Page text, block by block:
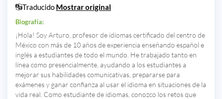
Traducido Mostrar original
Biografía:
¡Hola! Soy Arturo, profesor de idiomas certificado del centro de
México con más de 10 años de experiencia enseñando español e
inglés a estudiantes de todo el mundo. He trabajado tanto en
línea como presencialmente, ayudando a los estudiantes a
mejorar sus habilidades comunicativas, prepararse para
exámenes y ganar confianza al usar el idioma en situaciones de la
vida real. Como estudiante de idiomas, conozco los retos que